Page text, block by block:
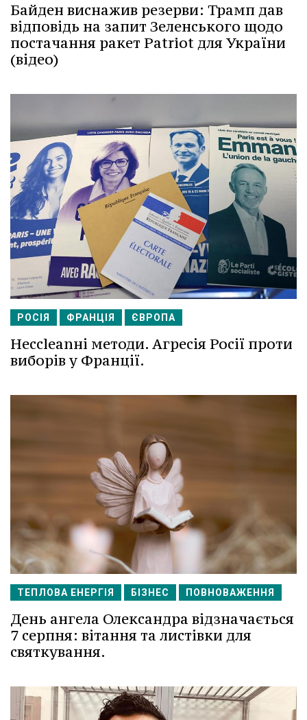
Байден виснажив резерви: Трамп дав
відповідь на запит Зеленського щодо
постачання ракет Patriot для України
(відео)
РОСІЯ ФРАНЦІЯ ЄВРОПА
Несcleanні методи. Агресія Росії проти
виборів у Франції.
ТЕПЛОВА ЕНЕРГІЯ БІЗНЕС ПОВНОВАЖЕННЯ
День ангела Олександра відзначається
7 серпня: вітання та листівки для
святкування.